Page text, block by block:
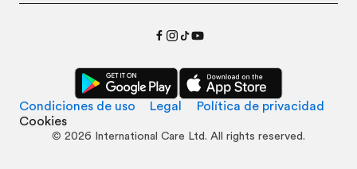
Condiciones de uso Legal
Política de privacidad
Cookies
© 2026 International Care Ltd. All rights reserved.